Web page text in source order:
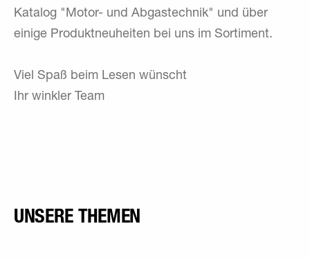
Katalog "Motor- und Abgastechnik" und über
einige Produktneuheiten bei uns im Sortiment.
Viel Spaß beim Lesen wünscht
Ihr winkler Team
UNSERE THEMEN